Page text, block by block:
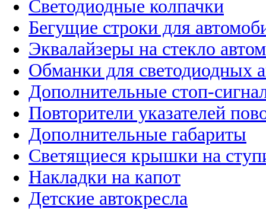
Светодиодные колпачки
Бегущие строки для
Эквалайзеры на стекло
Обманки для светодиодных
Дополнительные стоп-
Повторители указателей
Дополнительные габариты
Светящиеся крышки на
Накладки на капот
Детские автокресла